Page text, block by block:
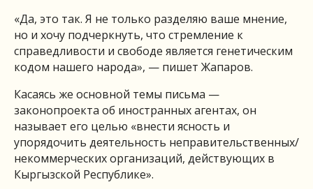
«Да, это так. Я не только разделяю ваше мнение,
но и хочу подчеркнуть, что стремление к
справедливости и свободе является генетическим
кодом нашего народа», — пишет Жапаров.
Касаясь же основной темы письма —
законопроекта об иностранных агентах, он
называет его целью «внести ясность и
упорядочить деятельность неправительственных/
некоммерческих организаций, действующих в
Кыргызской Республике».